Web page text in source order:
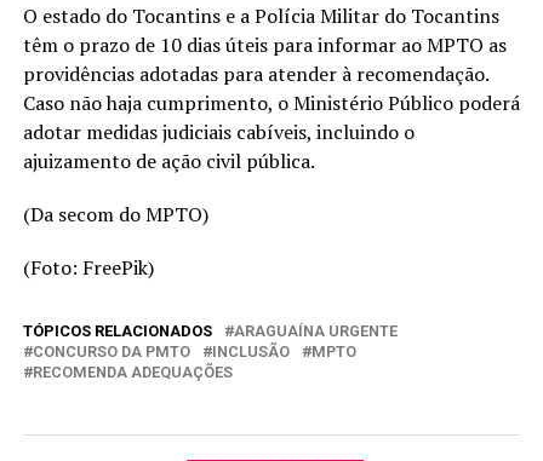
O estado do Tocantins e a Polícia Militar do Tocantins
têm o prazo de 10 dias úteis para informar ao MPTO as
providências adotadas para atender à recomendação.
Caso não haja cumprimento, o Ministério Público poderá
adotar medidas judiciais cabíveis, incluindo o
ajuizamento de ação civil pública.
(Da secom do MPTO)
(Foto: FreePik)
TÓPICOS RELACIONADOS
ARAGUAÍNA URGENTE
CONCURSO DA PMTO
INCLUSÃO
MPTO
RECOMENDA ADEQUAÇÕES